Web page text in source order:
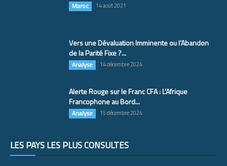
Maroc 14 août 2021
Vers une Dévaluation Imminente ou l’Abandon
de la Parité Fixe ?...
Analyse 14 décembre 2024
Alerte Rouge sur le Franc CFA : L’Afrique
Francophone au Bord...
Analyse 15 décembre 2024
LES PAYS LES PLUS CONSULTÉS